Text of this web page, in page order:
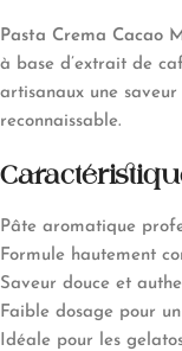
Pasta Crema Cacao
à base d’extrait de
artisanaux une
reconnaissable.
Pâte aromatique
Formule hautement
Saveur douce et
Faible dosage pour
Idéale pour les